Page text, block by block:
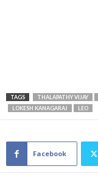
TAGS THALAPATHY VIJAY
LOKESH KANAGARAJ
LEO
Facebook